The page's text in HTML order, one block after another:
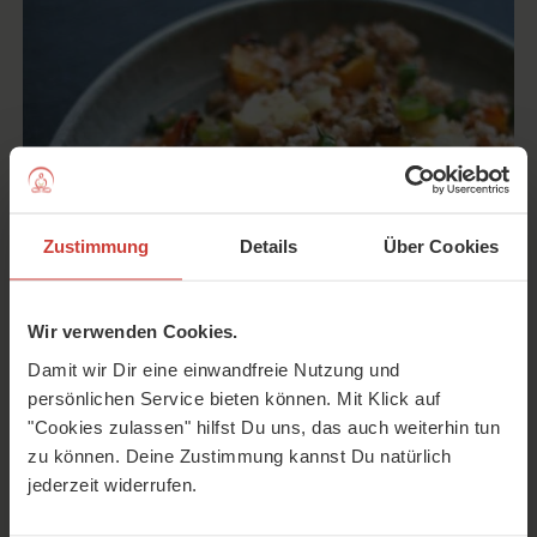
Zustimmung Details Über Cookies
Wir verwenden Cookies.
Damit wir Dir eine einwandfreie Nutzung und
persönlichen Service bieten können. Mit Klick auf
"Cookies zulassen" hilfst Du uns, das auch weiterhin tun
zu können. Deine Zustimmung kannst Du natürlich
jederzeit widerrufen.
Gemüse-Salat! Dieses Rezept aus dem Ayurveda ist ideal
für den Sommer und passt wunderbar zum nächsten
Picknick oder Grillabend.